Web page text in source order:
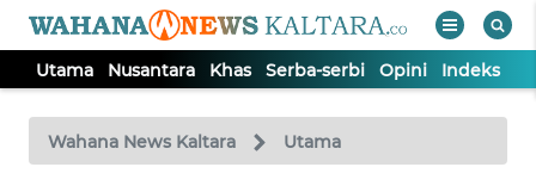
Utama Nusantara Khas Serba-serbi Opini Indeks
Wahana News Kaltara Utama
TV
Tutup